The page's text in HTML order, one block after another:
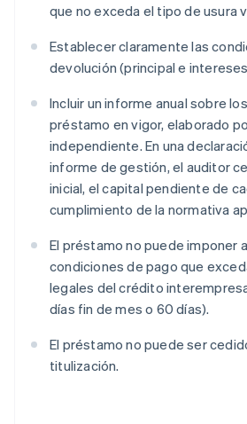
que no exceda el tipo de usura
Establecer claramente las
devolución (principal e
Incluir un informe anual sobre
préstamo en vigor, elaborado
independiente. En una
informe de gestión, el auditor
inicial, el capital pendiente de
cumplimiento de la normativa
El préstamo no puede imponer
condiciones de pago que
legales del crédito
días fin de mes o 60 días).
El préstamo no puede ser
titulización.